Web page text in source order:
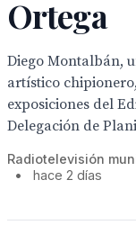
Ortega
Diego Montalbán,
artístico
exposiciones del
Delegación de
Radiotelevisión
•
hace 2 días